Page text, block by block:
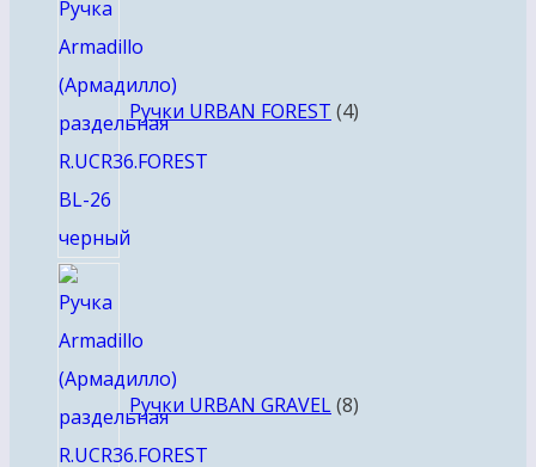
Ручки URBAN FOREST 4
Ручки URBAN GRAVEL 8